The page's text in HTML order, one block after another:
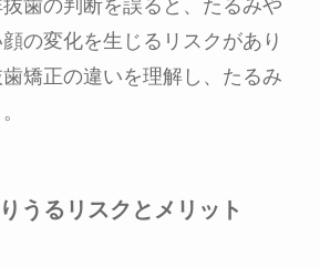
歯の判断を誤ると、たるみや
の変化を生じるリスクがあり
矯正の違いを理解し、たるみ
うるリスクとメリット